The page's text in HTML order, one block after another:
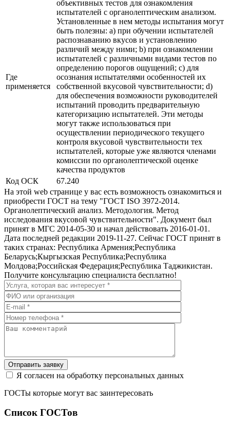
Где
применяется
объективных тестов для ознакомления
испытателей с органолептическим анализом.
Установленные в нем методы испытания могут
быть полезны: a) при обучении испытателей
распознаванию вкусов и установлению
различий между ними; b) при ознакомлении
испытателей с различными видами тестов по
определению порогов ощущений; c) для
осознания испытателями особенностей их
собственной вкусовой чувствительности; d)
для обеспечения возможности руководителей
испытаний проводить предварительную
категоризацию испытателей. Эти методы
могут также использоваться при
осуществлении периодического текущего
контроля вкусовой чувствительности тех
испытателей, которые уже являются членами
комиссии по органолептической оценке
качества продуктов
Код ОСК
67.240
На этой web странице у вас есть возможность ознакомиться и
приобрести ГОСТ на тему "ГОСТ ISO 3972-2014.
Органолептический анализ. Методология. Метод
исследования вкусовой чувствительности". Документ был
принят в МГС 2014-05-30 и начал действовать 2016-01-01.
Дата последней редакции 2019-11-27. Сейчас ГОСТ принят в
таких странах: Республика Армения;Республика
Беларусь;Кыргызская Республика;Республика
Молдова;Российская Федерация;Республика Таджикистан.
Получите консультацию специалиста бесплатно!
Отправить заявку
Я согласен на обработку персональных данных
ГОСТы которые могут вас заинтересовать
Список ГОСТов